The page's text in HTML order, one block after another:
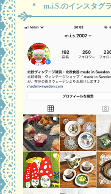
* m.i.S.のインスタグ